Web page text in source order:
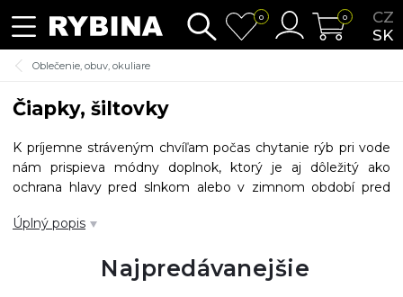
CZ
SK
0 0
Oblečenie, obuv, okuliare
Čiapky, šiltovky
K príjemne stráveným chvíľam počas chytanie rýb pri vode
nám prispieva módny doplnok, ktorý je aj dôležitý ako
ochrana hlavy pred slnkom alebo v zimnom období pred
sa sieťovanou látkou v zadnej časti a snapback (rovný šilt).
podšívkami, so štýlovými logami a nápismi.
Úplný popis
Najpredávanejšie